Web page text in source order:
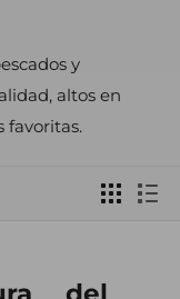
y
altos en
favoritas.